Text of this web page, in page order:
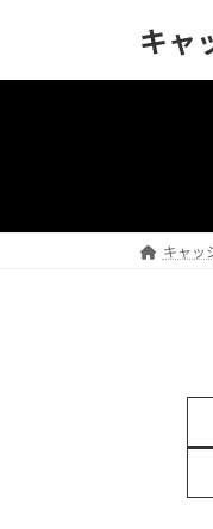
キャ
キャッ